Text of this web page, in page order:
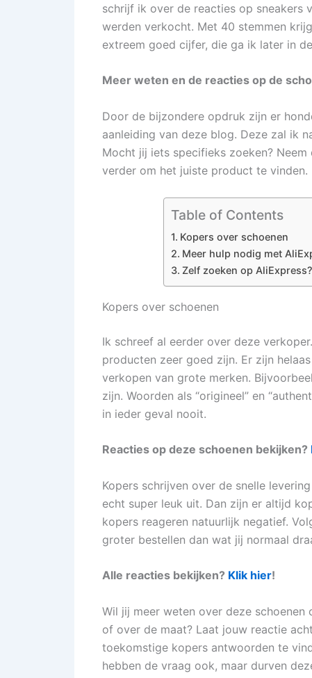
schrijf ik over de reacties op sneakers
werden verkocht. Met 40 stemmen
extreem goed cijfer, die ga ik later in
Meer weten en de reacties op de
Door de bijzondere opdruk zijn er
aanleiding van deze blog. Deze zal ik
Mocht jij iets specifieks zoeken? Neem
verder om het juiste product te vinden.
Table of Contents
Kopers over schoenen
Meer hulp nodig met
Zelf zoeken op AliExpress?
Kopers over schoenen
Ik schreef al eerder over deze
producten zeer goed zijn. Er zijn
verkopen van grote merken.
zijn. Woorden als “origineel” en
in ieder geval nooit.
Reacties op deze schoenen bekijken?
Kopers schrijven over de snelle
echt super leuk uit. Dan zijn er altijd
kopers reageren natuurlijk negatief.
groter bestellen dan wat jij normaal
Alle reacties bekijken? Klik hier!
Wil jij meer weten over deze
of over de maat? Laat jouw reactie
toekomstige kopers antwoorden te
hebben de vraag ook, maar durven